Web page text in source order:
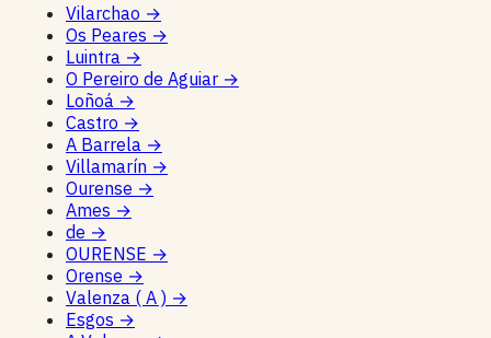
Vilarchao →
Os Peares →
Luintra →
O Pereiro de Aguiar →
Loñoá →
Castro →
A Barrela →
Villamarín →
Ourense →
Ames →
de →
OURENSE →
Orense →
Valenza ( A ) →
Esgos →